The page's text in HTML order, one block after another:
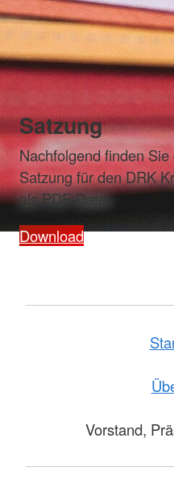
Satzung
Nachfolgend finden
Satzung für den DRK
als PDF-Datei.
Download
Vorstand,